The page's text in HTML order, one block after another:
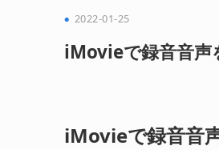
2022-01-25
iMovieで録音音声
iMovieで録音音